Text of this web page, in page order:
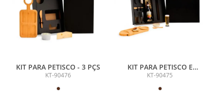
KIT PARA PETISCO - 3 PÇS
KT-90476
KIT PARA PETISCO E
CERVEJA - 7 PÇS
KT-90475